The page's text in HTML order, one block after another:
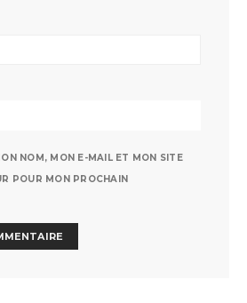
NOM, MON E-MAIL ET MON SITE
POUR MON PROCHAIN